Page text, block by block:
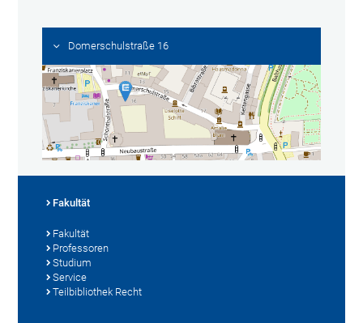
Domerschulstraße 16
Fakultät
Fakultät
Professoren
Studium
Service
Teilbibliothek Recht